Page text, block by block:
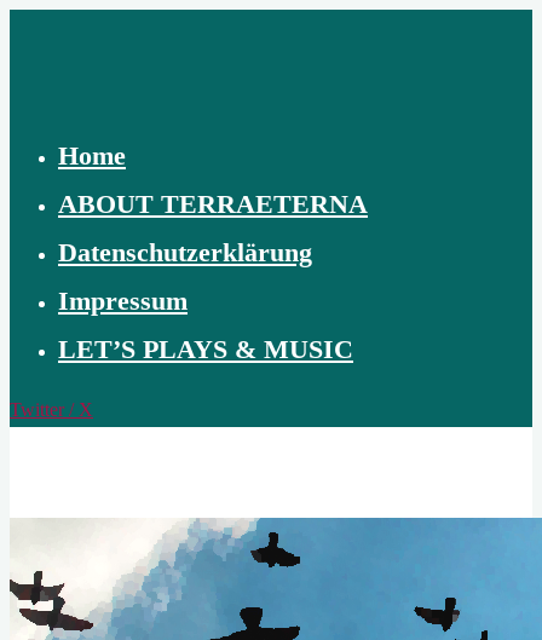
Home
ABOUT TERRAETERNA
Datenschutzerklärung
Impressum
LET’S PLAYS & MUSIC
Twitter / X
CREATION
HEAVEN,
EARTH